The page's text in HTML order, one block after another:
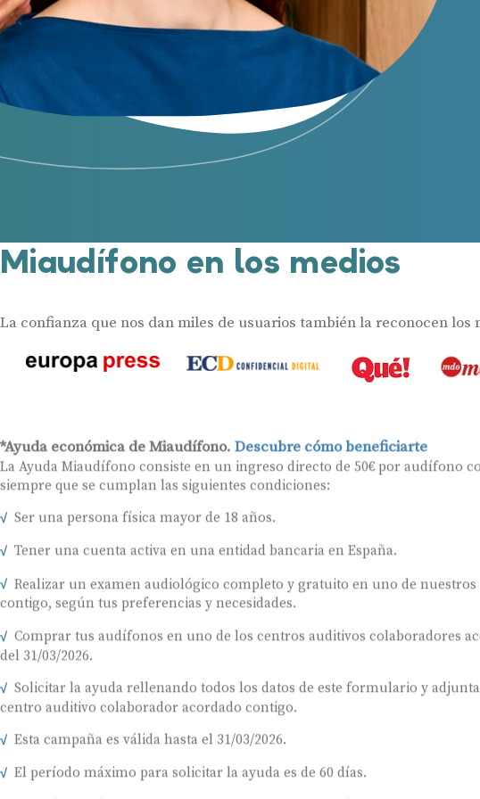
Miaudífono en los medios
La confianza que nos dan miles de usuarios también la reconocen los
*Ayuda económica de Miaudífono. Descubre cómo beneficiarte
La Ayuda Miaudífono consiste en un ingreso directo de 50€ por audífono
siempre que se cumplan las siguientes condiciones:
Ser una persona física mayor de 18 años.
Tener una cuenta activa en una entidad bancaria en España.
Realizar un examen audiológico completo y gratuito en uno de
contigo, según tus preferencias y necesidades.
Comprar tus audífonos en uno de los centros auditivos colaboradores
del 31/03/2026.
Solicitar la ayuda rellenando todos los datos de este formulario y
centro auditivo colaborador acordado contigo.
Esta campaña es válida hasta el 31/03/2026.
El período máximo para solicitar la ayuda es de 60 días.
Ayudas